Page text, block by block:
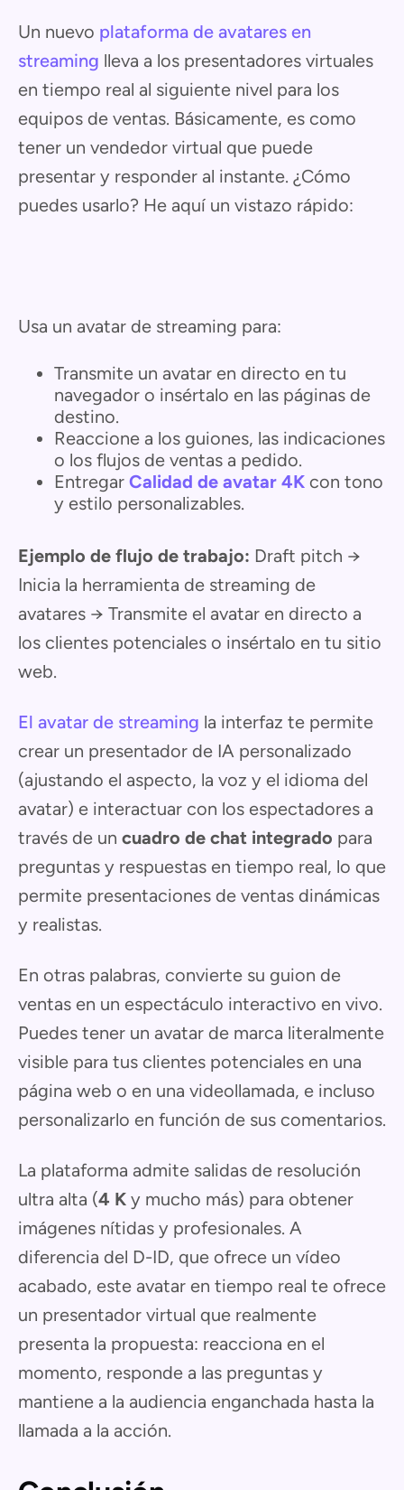
Un nuevo plataforma de avatares en
streaming lleva a los presentadores virtuales
en tiempo real al siguiente nivel para los
equipos de ventas. Básicamente, es como
tener un vendedor virtual que puede
presentar y responder al instante. ¿Cómo
puedes usarlo? He aquí un vistazo rápido:
Usa un avatar de streaming para:
Transmite un avatar en directo en tu
navegador o insértalo en las páginas de
destino.
Reaccione a los guiones, las indicaciones
o los flujos de ventas a pedido.
Entregar Calidad de avatar 4K con tono
y estilo personalizables.
Ejemplo de flujo de trabajo: Draft pitch →
Inicia la herramienta de streaming de
avatares → Transmite el avatar en directo a
los clientes potenciales o insértalo en tu sitio
web.
El avatar de streaming la interfaz te permite
crear un presentador de IA personalizado
(ajustando el aspecto, la voz y el idioma del
avatar) e interactuar con los espectadores a
través de un cuadro de chat integrado para
preguntas y respuestas en tiempo real, lo que
permite presentaciones de ventas dinámicas
y realistas.
En otras palabras, convierte su guion de
ventas en un espectáculo interactivo en vivo.
Puedes tener un avatar de marca literalmente
visible para tus clientes potenciales en una
página web o en una videollamada, e incluso
personalizarlo en función de sus comentarios.
La plataforma admite salidas de resolución
ultra alta (4 K y mucho más) para obtener
imágenes nítidas y profesionales. A
diferencia del D-ID, que ofrece un vídeo
acabado, este avatar en tiempo real te ofrece
un presentador virtual que realmente
presenta la propuesta: reacciona en el
momento, responde a las preguntas y
mantiene a la audiencia enganchada hasta la
llamada a la acción.